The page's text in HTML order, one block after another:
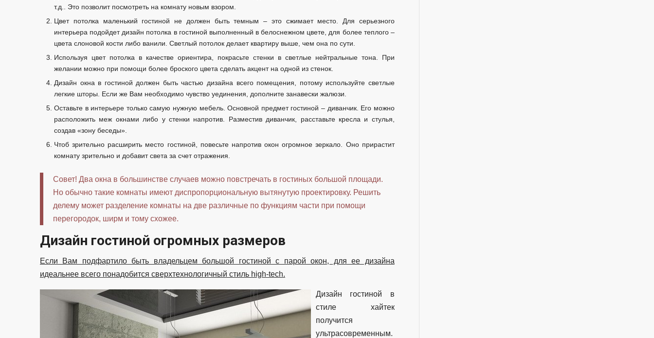
т.д.. Это позволит посмотреть на комнату новым взором.
Цвет потолка маленький гостиной не должен быть темным – это сжимает место. Для серьезного
интерьера подойдет дизайн потолка в гостиной выполненный в белоснежном цвете, для более теплого –
цвета слоновой кости либо ванили. Светлый потолок делает квартиру выше, чем она по сути.
Используя цвет потолка в качестве ориентира, покрасьте стенки в светлые нейтральные тона. При
желании можно при помощи более броского цвета сделать акцент на одной из стенок.
Дизайн окна в гостиной должен быть частью дизайна всего помещения, потому используйте светлые
легкие шторы. Если же Вам необходимо чувство уединения, дополните занавески жалюзи.
Оставьте в интерьере только самую нужную мебель. Основной предмет гостиной – диванчик. Его можно
расположить меж окнами либо у стенки напротив. Разместив диванчик, расставьте кресла и стулья,
создав «зону беседы».
Чтоб зрительно расширить место гостиной, повесьте напротив окон огромное зеркало. Оно прирастит
комнату зрительно и добавит света за счет отражения.
Совет! Два окна в большинстве случаев можно повстречать в гостиных большой площади.
Но обычно такие комнаты имеют диспропорциональную вытянутую проектировку. Решить
делему может разделение комнаты на две различные по функциям части при помощи
перегородок, ширм и тому схожее.
Дизайн гостиной огромных размеров
Если Вам подфартило быть владельцем большой гостиной с парой окон, для ее дизайна
идеальнее всего понадобится сверхтехнологичный стиль high-tech.
Дизайн гостиной в
стиле хайтек
получится
ультрасовременным.